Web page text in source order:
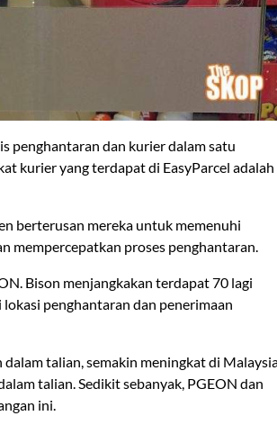
penghantaran dan kurier dalam satu
kurier yang terdapat di EasyParcel adalah
berterusan mereka untuk memenuhi
mempercepatkan proses penghantaran.
Bison menjangkakan terdapat 70 lagi
penghantaran dan penerimaan
talian, semakin meningkat di
talian. Sedikit sebanyak, PGEON dan
ini.